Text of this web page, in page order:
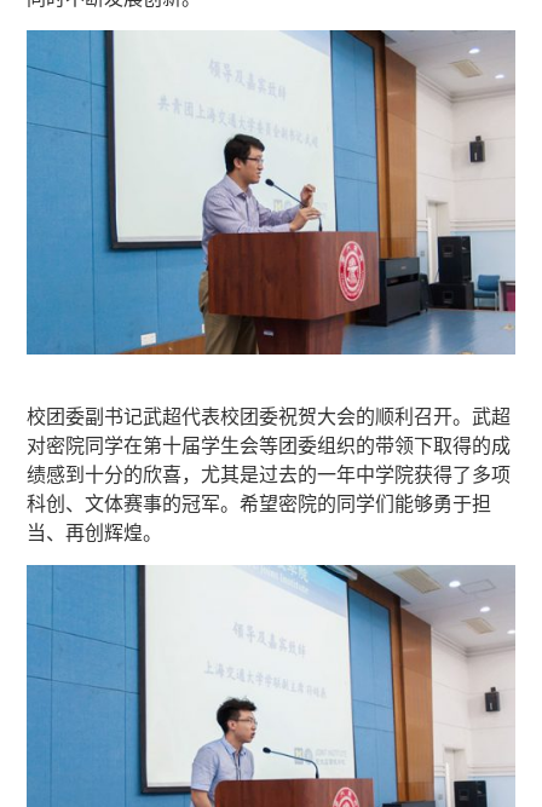
校团委副书记武超代表校团委祝贺大会的顺利召开。武超
对密院同学在第十届学生会等团委组织的带领下取得的成
绩感到十分的欣喜，尤其是过去的一年中学院获得了多项
科创、文体赛事的冠军。希望密院的同学们能够勇于担
当、再创辉煌。